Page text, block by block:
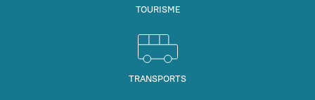
TOURISME
TRANSPORTS